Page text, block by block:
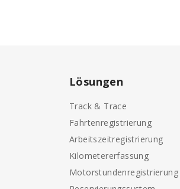
Lösungen
Track & Trace
Fahrtenregistrierung
Arbeitszeitregistrierung
Kilometererfassung
Motorstundenregistrierung